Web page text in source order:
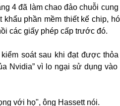
4 đã làm chao đảo chuỗi
phần mềm thiết kế chip,
các giấy phép cấp trước đó.
soát sau khi đạt được
Nvidia” vì lo ngại sử dụng vào
với họ", ông Hassett nói.